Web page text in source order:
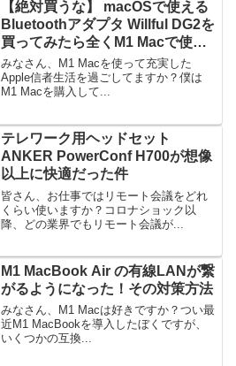
【絶対買うな】 macOSで使える
Bluetoothアダプタ Willful DG2を
買ってみたら全くM1 Macで使え
なかった
みなさん、M1 Macを使って充実した
Apple信者生活を過ごしてますか？僕は
M1 Macを購入して...
テレワーク用ヘッドセット
ANKER PowerConf H700が想像
以上に快適だった件
皆さん、お仕事ではリモート会議をどれ
くらい使いますか？コロナショック以
降、どの業界でもリモート会議が...
M1 MacBook Air の有線LANが繋
がるようになった！その対策方法
みなさん、M1 Macは好きですか？つい最
近M1 MacBookを導入したぼくですが、
いくつかの互換...